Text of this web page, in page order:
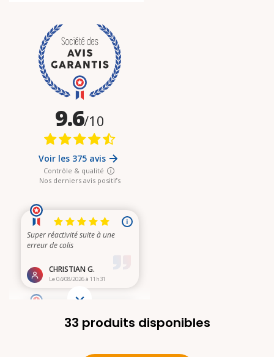
33 produits disponibles